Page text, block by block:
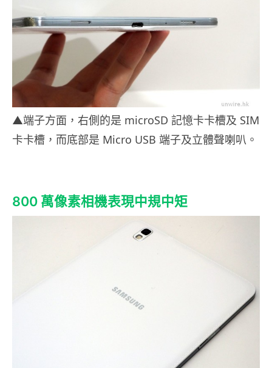
▲端子方面，右側的是 microSD 記憶卡卡槽及 SIM
卡卡槽，而底部是 Micro USB 端子及立體聲喇叭。
800 萬像素相機表現中規中矩